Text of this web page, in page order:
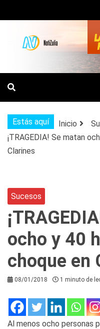
al
contenido
NOTICIAS
DE
Estás aquí Inicio
¡TRAGEDIA! Se matan
Clarines
Sucesos
ocho y 40
choque en
08/01/2018 1 minuto de
Al menos ocho personas